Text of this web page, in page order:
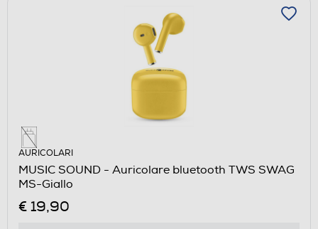
AURICOLARI
MUSIC SOUND - Auricolare bluetooth TWS SWAG
MS-Giallo
€ 19,90